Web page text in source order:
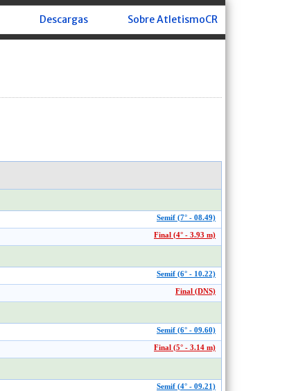
Descargas Sobre AtletismoCR
Semif (7° - 08.49)
Final (4° - 3.93 m)
Semif (6° - 10.22)
Final (DNS)
Semif (6° - 09.60)
Final (5° - 3.14 m)
Semif (4° - 09.21)